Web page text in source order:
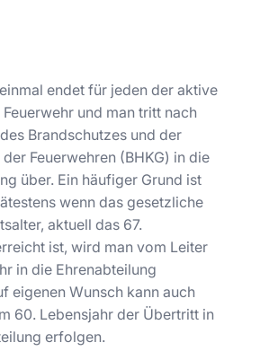
endet für jeden der aktive
und man tritt nach
Brandschutzes und der
Feuerwehren (BHKG) in die
über. Ein häufiger Grund ist
wenn das gesetzliche
aktuell das 67.
ist, wird man vom Leiter
in die Ehrenabteilung
eigenen Wunsch kann auch
60. Lebensjahr der Übertritt in
erfolgen.